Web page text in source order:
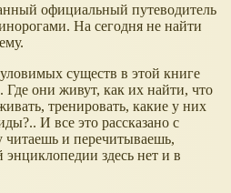
официальный путеводитель
На сегодня не найти
существ в этой книге
Где они живут, как их найти, что
тренировать, какие у них
И все это рассказано с
и перечитываешь,
здесь нет и в